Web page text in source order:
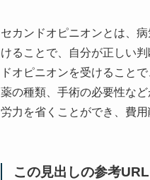
セカンドオピニオンとは、
けることで、自分が正しい
ドオピニオンを受けること
薬の種類、手術の必要性な
労力を省くことができ、費
この見出しの参考URL